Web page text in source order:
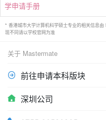
学申请手册
* 香港城市大学计算机科学硕士专业的相关信息
现不同请以学校官网为准
关于 Mastermate
前往申请本科版块
深圳公司